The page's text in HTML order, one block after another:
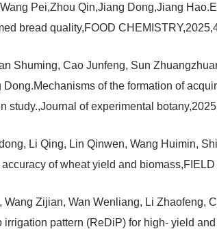
Pei,Zhou Qin,Jiang Dong,Jiang
bread quality,FOOD
Shuming, Cao Junfeng, Sun
Dong.Mechanisms of the formation of
study.,Journal of experimental
Li Qing, Lin Qinwen, Wang Huimin,
of wheat yield and
Wang Zijian, Wan Wenliang, Li Zhaofeng,
irrigation pattern (ReDiP) for high- yield